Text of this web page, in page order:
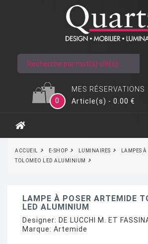
MES RÉSERVATIONS
0
Article(s) - 0.00 €
ACCUEIL E-SHOP LUMINAIRES
LAMPES À
TOLOMEO LED ALUMINIUM
LAMPE À POSER ARTEMIDE
LED ALUMINIUM
Designer: DE LUCCHI M. ET
Marque: Artemide